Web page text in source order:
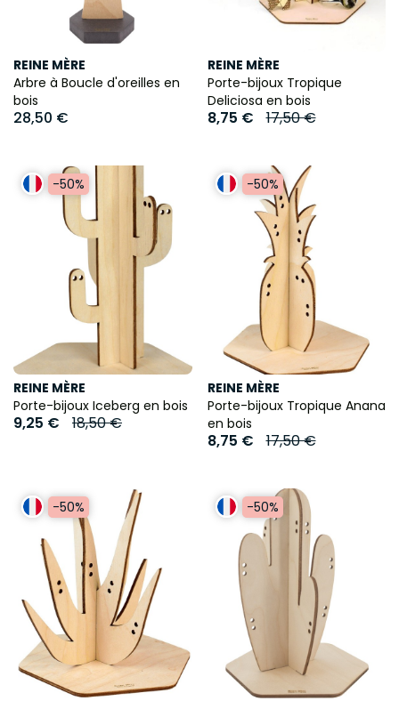
REINE MÈRE
Arbre à Boucle d'oreilles en
bois
28,50 €
REINE MÈRE
Porte-bijoux Tropique
Deliciosa en bois
8,75 € 17,50 €
-50%
REINE MÈRE
Porte-bijoux Iceberg en bois
9,25 € 18,50 €
-50%
REINE MÈRE
Porte-bijoux Tropique Anana
en bois
8,75 € 17,50 €
-50% -50%